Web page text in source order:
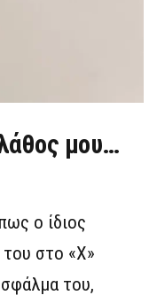
μου…
ο ίδιος
στο «Χ»
σφάλμα του,